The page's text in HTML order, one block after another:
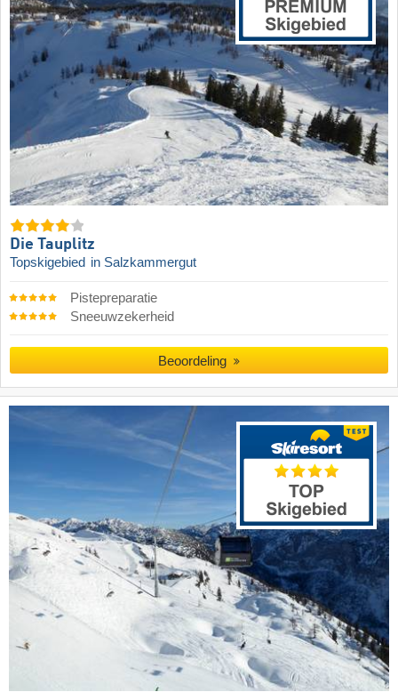
Die Tauplitz
Topskigebied in Salzkammergut
Pistepreparatie
Sneeuwzekerheid
Beoordeling